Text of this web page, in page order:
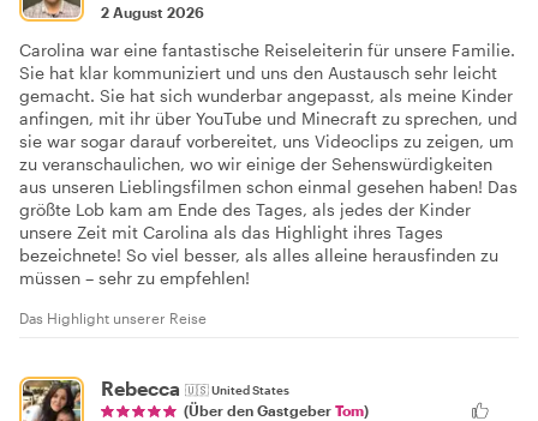
2 August 2026
Carolina war eine fantastische Reiseleiterin für unsere Familie.
Sie hat klar kommuniziert und uns den Austausch sehr leicht
gemacht. Sie hat sich wunderbar angepasst, als meine Kinder
anfingen, mit ihr über YouTube und Minecraft zu sprechen, und
sie war sogar darauf vorbereitet, uns Videoclips zu zeigen, um
zu veranschaulichen, wo wir einige der Sehenswürdigkeiten
aus unseren Lieblingsfilmen schon einmal gesehen haben! Das
größte Lob kam am Ende des Tages, als jedes der Kinder
unsere Zeit mit Carolina als das Highlight ihres Tages
bezeichnete! So viel besser, als alles alleine herausfinden zu
müssen – sehr zu empfehlen!
Das Highlight unserer Reise
Rebecca 🇺🇸United States
(Über den Gastgeber Tom)